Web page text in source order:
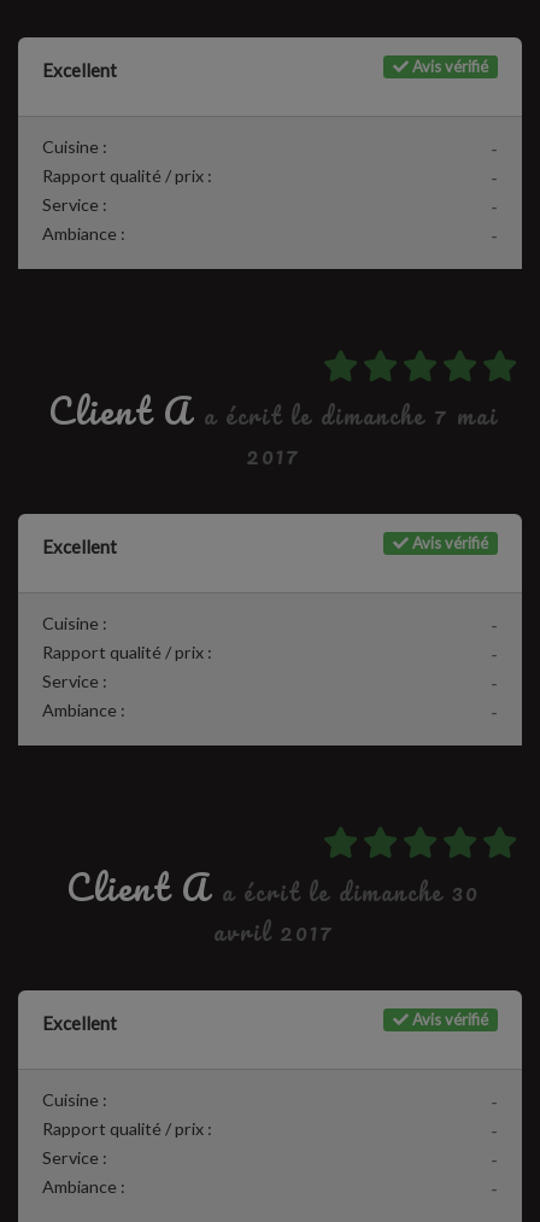
Avis vérifié
Excellent
-
Cuisine :
-
Rapport qualité / prix :
-
Service :
-
Ambiance :
Client A a écrit le dimanche 7 mai
2017
Avis vérifié
Excellent
-
Cuisine :
-
Rapport qualité / prix :
-
Service :
-
Ambiance :
Client A a écrit le dimanche 30
avril 2017
Avis vérifié
Excellent
-
Cuisine :
-
Rapport qualité / prix :
-
Service :
-
Ambiance :